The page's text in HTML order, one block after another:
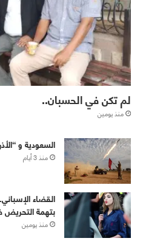
لم تكن في الحسبان..
منذ يومين
‏⁧‫السعودية‬⁩ و
منذ 3 أيام
القضاء
بتهمة التحريض
منذ يومين